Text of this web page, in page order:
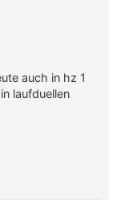
auch in hz 1
laufduellen